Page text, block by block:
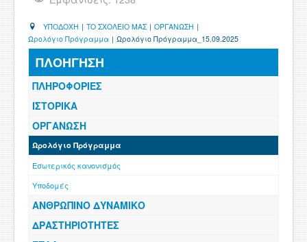
ΧΡΗΣΙΜΑ
ΕΠΙΚΟΙΝΩΝΙΑ
ΠΕΡΙΟΧΗ ΜΕΛΩΝ
ΥΠΟΔΟΧΗ | ΤΟ ΣΧΟΛΕΙΟ ΜΑΣ | ΟΡΓΑΝΩΣΗ |
Ωρολόγιο Πρόγραμμα | Ωρολόγιο Πρόγραμμα_15.09.2025
ΠΛΟΗΓΗΣΗ
ΠΛΗΡΟΦΟΡΙΕΣ
ΙΣΤΟΡΙΚΑ
ΟΡΓΑΝΩΣΗ
Ωρολόγιο Πρόγραμμα
Εσωτερικός κανονισμός
Υποδομές
ΑΝΘΡΩΠΙΝΟ ΔΥΝΑΜΙΚΟ
ΔΡΑΣΤΗΡΙΟΤΗΤΕΣ